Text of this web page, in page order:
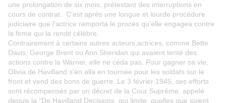
une prolongation de six mois, prétextant des interruptions en
cours de contrat. C'est après une longue et lourde procédure
judiciaire que l'actrice remporta le procès qu'elle engagea contre
la firme qui la rendit célèbre.
Contrairement à certains autres acteurs,actrices, comme Bette
Davis, George Brent ou Ann Sheridan qui avaient tenté des
actions contre la Warner, elle ne céda pas. Pour gagner sa vie,
Olivia de Havilland s'en alla en tournée pour les soldats sur le
front et vend des bons de guerre. Le 3 février 1945, ses efforts
sont récompensés par un décret de la Cour Suprême, appelé
depuis la "De Havilland Decisions, qui limite, quelles que soient